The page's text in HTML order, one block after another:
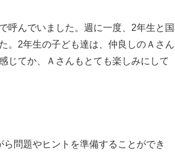
呼んでいました。週に一度、2年生と国
。2年生の子ども達は、仲良しのＡさん
じてか、Ａさんもとても楽しみにして
問題やヒントを準備することができ